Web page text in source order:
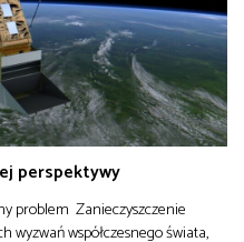
perspektywy
problem Zanieczyszczenie
wyzwań współczesnego świata,